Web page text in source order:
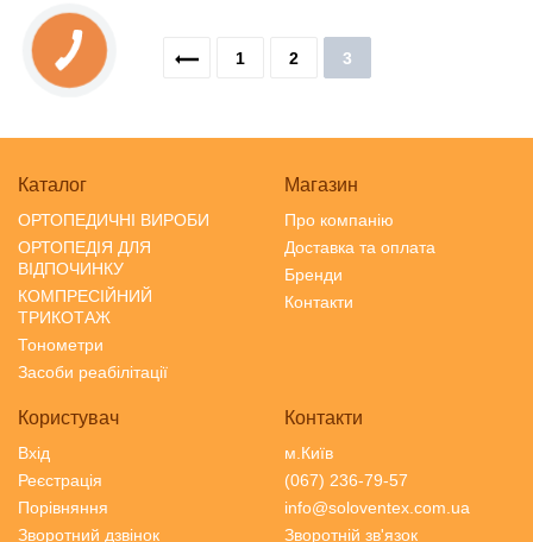
1 2 3
Каталог
ОРТОПЕДИЧНІ ВИРОБИ
ОРТОПЕДІЯ ДЛЯ
ВІДПОЧИНКУ
КОМПРЕСІЙНИЙ
ТРИКОТАЖ
Тонометри
Засоби реабілітації
Магазин
Про компанію
Доставка та оплата
Бренди
Контакти
Користувач
Вхід
Реєстрація
Порівняння
Зворотний дзвінок
Контакти
м.Київ
(067) 236-79-57
info@soloventex.com.ua
Зворотній зв'язок